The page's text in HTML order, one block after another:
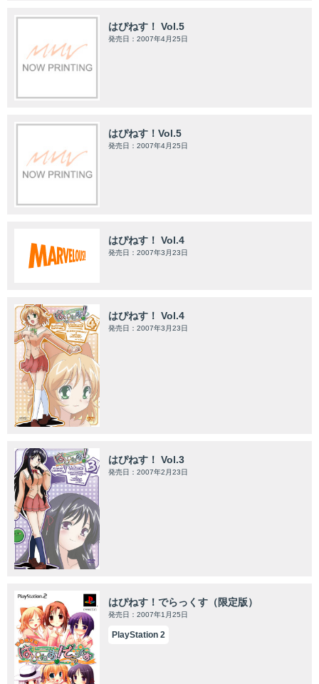
はぴねす！ Vol.5
発売日：2007年4月25日
はぴねす！Vol.5
発売日：2007年4月25日
はぴねす！ Vol.4
発売日：2007年3月23日
はぴねす！ Vol.4
発売日：2007年3月23日
はぴねす！ Vol.3
発売日：2007年2月23日
はぴねす！でらっくす（限定版）
発売日：2007年1月25日
PlayStation 2